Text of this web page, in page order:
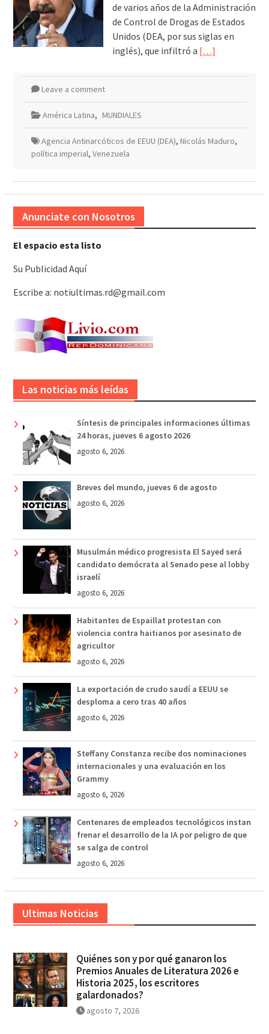
de varios años de la Administración
de Control de Drogas de Estados
Unidos (DEA, por sus siglas en
inglés), que infiltró a […]
Leave a comment
América Latina, MUNDIALES
Agencia Antinarcóticos de EEUU (DEA), Nicolás Maduro,
política imperial, Venezuela
Anunciate con Nosotros
El espacio esta listo
Su Publicidad Aquí
Escribe a: notiultimas.rd@gmail.com
Las noticias más leídas
Síntesis de principales informaciones últimas
24 horas, jueves 6 agosto 2026
agosto 6, 2026
Breves del mundo, jueves 6 de agosto
agosto 6, 2026
Musulmán médico progresista El Sayed será
candidato demócrata al Senado pese al lobby
israelí
agosto 6, 2026
Habitantes de Espaillat protestan con
violencia contra haitianos por asesinato de
agricultor
agosto 6, 2026
La exportación de crudo saudí a EEUU se
desploma a cero tras 40 años
agosto 6, 2026
Steffany Constanza recibe dos nominaciones
internacionales y una evaluación en los
Grammy
agosto 6, 2026
Centenares de empleados tecnológicos instan
frenar el desarrollo de la IA por peligro de que
se salga de control
agosto 6, 2026
Ultimas Noticias
Quiénes son y por qué ganaron los
Premios Anuales de Literatura 2026 e
Historia 2025, los escritores
galardonados?
agosto 7, 2026